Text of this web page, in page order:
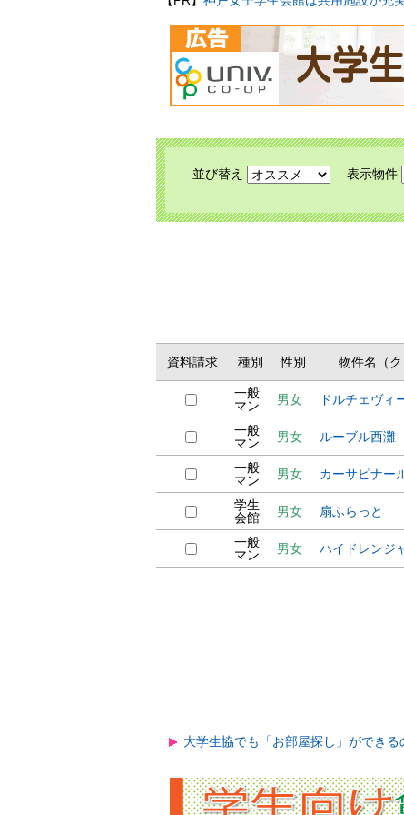
並び替え 表示物件
資料請求 種別 性別 物件名（ク
一般
マン
男女 ドルチェヴ
一般
マン
男女 ルーブル西灘
一般
マン
男女 カーサピナー
学生
会館
男女 扇ふらっと
一般
マン
男女 ハイドレンジ
大学生協でも「お部屋探し」ができ